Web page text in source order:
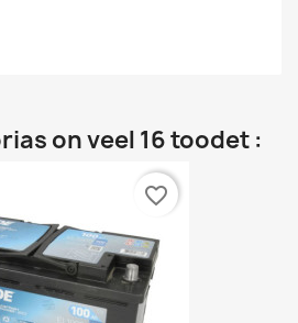
on veel 16 toodet :
favorite_border